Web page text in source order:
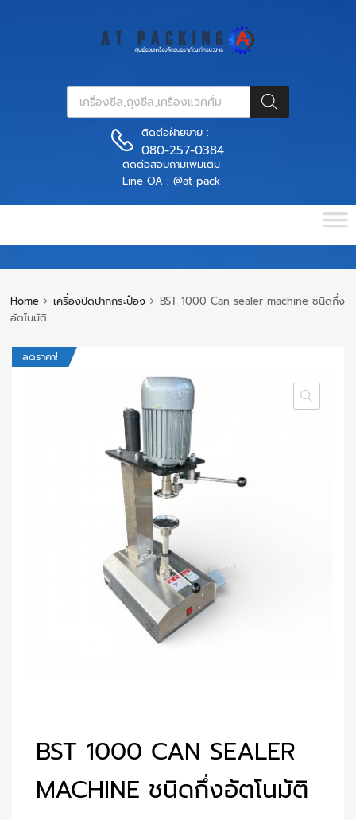
ติดต่อฝ่ายขาย :
080-257-0384
ติดต่อสอบถามเพิ่มเติม
Line OA : @at-pack
Home เครื่องปิดปากกระป๋อง
BST 1000 Can sealer machine ชนิดกึ่ง
อัตโนมัติ
ลดราคา!
BST 1000 CAN SEALER
MACHINE ชนิดกึ่งอัตโนมัติ